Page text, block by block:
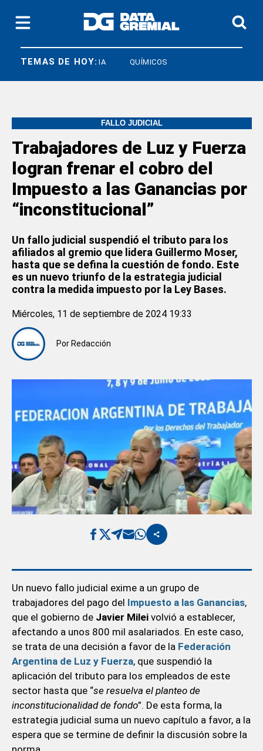
TEMAS DE HOY:
SOECRA UIA QUÍMICOS
FALLO JUDICIAL
Trabajadores de Luz y Fuerza
logran frenar el cobro del
Impuesto a las Ganancias por
“inconstitucional”
Un fallo judicial suspendió el tributo para los
afiliados al gremio que lidera Guillermo Moser,
hasta que se defina la cuestión de fondo. Este
es un nuevo triunfo de la estrategia judicial
contra la medida impuesto por la Ley Bases.
Por Redacción
Miércoles, 11 de septiembre de 2024 19:33
Un nuevo fallo judicial exime a un grupo de
trabajadores del pago del Impuesto a las Ganancias,
que el gobierno de Javier Mileivolvió a establecer,
afectando a unos 800 mil asalariados. En este caso,
se trata de una decisión a favor de la Federación
Argentina de Luz y Fuerza, que suspendió la
aplicación del tributo para los empleados de este
sector hasta que “se resuelva el planteo de
inconstitucionalidad de fondo”. De esta forma, la
estrategia judicial suma un nuevo capítulo a favor, a la
espera que se termine de definir la discusión sobre la